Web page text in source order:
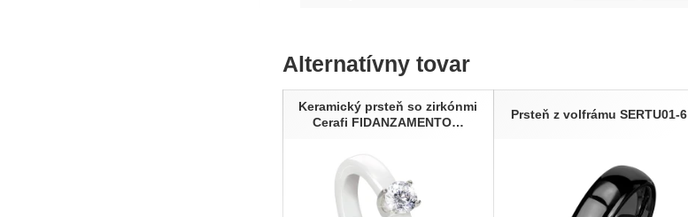
Alternatívny tovar
Keramický prsteň so zirkónmi
Cerafi FIDANZAMENTO…
Prsteň z volfrámu SERTU01-6